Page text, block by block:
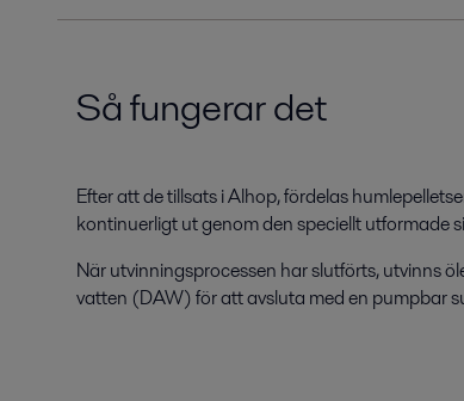
Så fungerar det
Efter att de tillsats iAlhop,fördelas
kontinuerligtut genom den speciellt utformade
När utvinningsprocessen har slutförts, utvinns
vatten (DAW) för att avsluta med en pumpbar